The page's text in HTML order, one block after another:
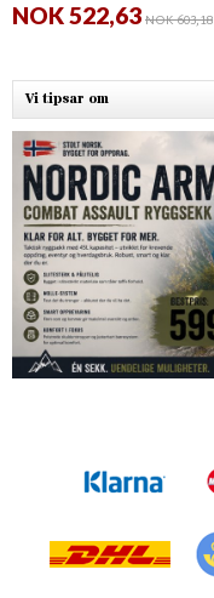
NOK 522,63NOK 603,18
Vi tipsar om